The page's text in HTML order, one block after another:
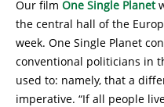
Our film One Single Planet
the central hall of the
week. One Single Planet
conventional politicians in
used to: namely, that a
imperative. “If all people